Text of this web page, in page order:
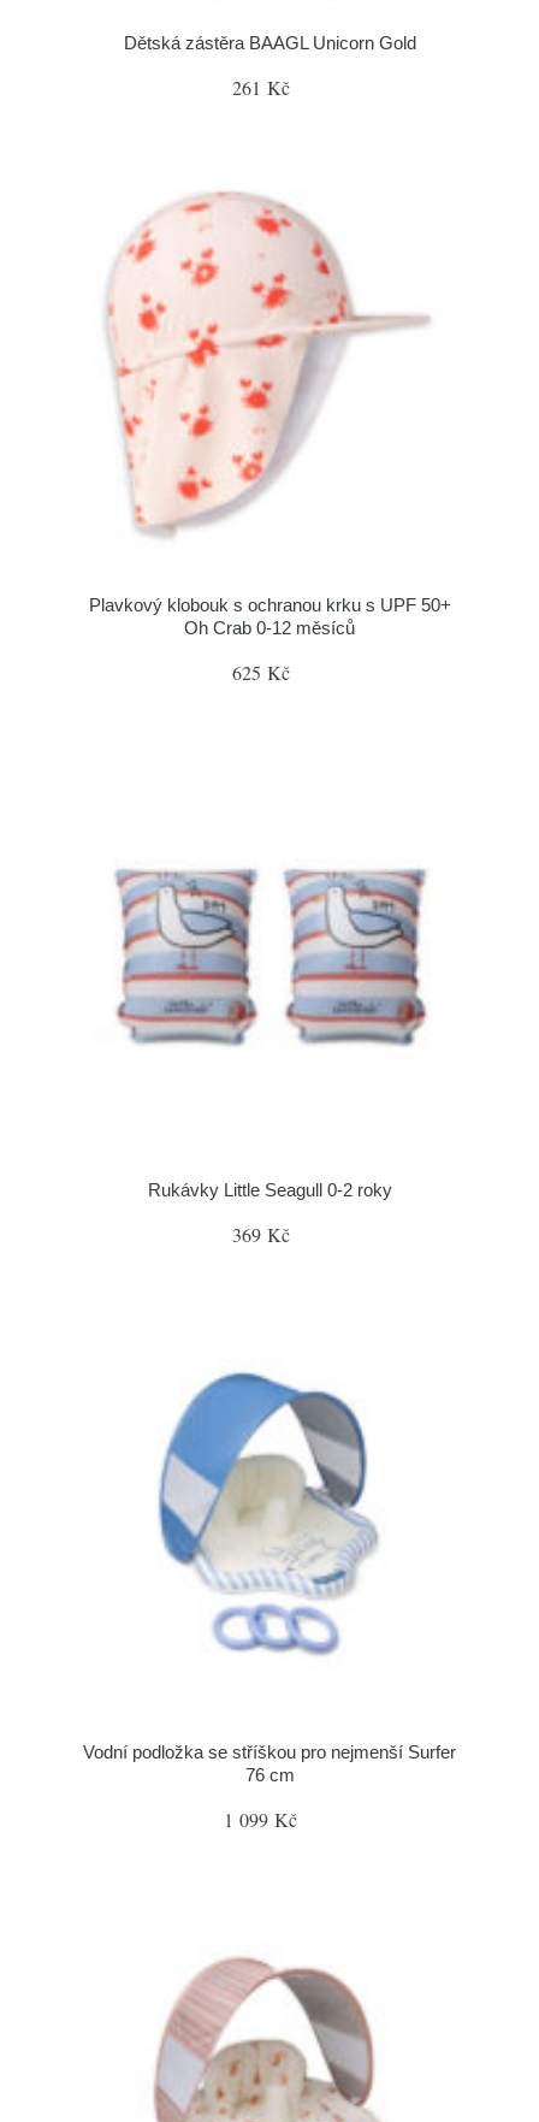
Dětská zástěra BAAGL Unicorn Gold
261 Kč
Plavkový klobouk s ochranou krku s UPF 50+
Oh Crab 0-12 měsíců
625 Kč
Rukávky Little Seagull 0-2 roky
369 Kč
Vodní podložka se stříškou pro nejmenší Surfer
76 cm
1 099 Kč